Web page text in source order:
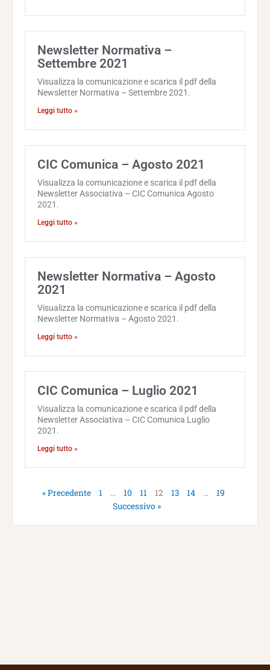
Newsletter Normativa –
Settembre 2021
Visualizza la comunicazione e scarica il pdf della
Newsletter Normativa – Settembre 2021.
Leggi tutto »
CIC Comunica – Agosto 2021
Visualizza la comunicazione e scarica il pdf della
Newsletter Associativa – CIC Comunica Agosto
2021.
Leggi tutto »
Newsletter Normativa – Agosto
2021
Visualizza la comunicazione e scarica il pdf della
Newsletter Normativa – Agosto 2021.
Leggi tutto »
CIC Comunica – Luglio 2021
Visualizza la comunicazione e scarica il pdf della
Newsletter Associativa – CIC Comunica Luglio
2021.
Leggi tutto »
« Precedente 1 … 10 11 12 13 14 …
19
Successivo »